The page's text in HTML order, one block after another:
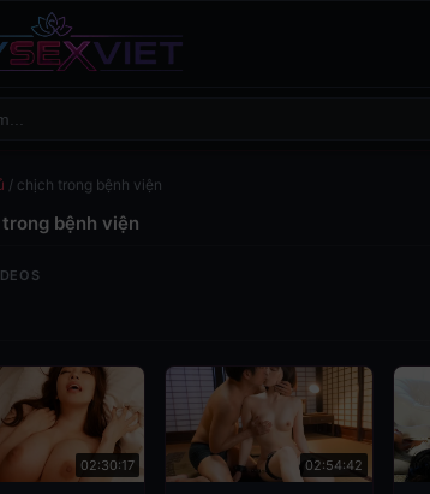
/ chịch trong bệnh viện
bệnh viện
02:30:17 02:54:42